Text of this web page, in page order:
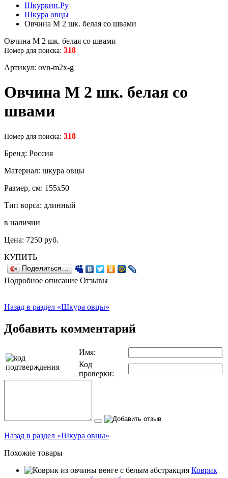
Шкуркин.Ру
Шкура овцы
Овчина М 2 шк. белая со швами
Овчина М 2 шк. белая со швами
Номер для поиска: 318
Артикул: ovn-m2x-g
Овчина М 2 шк. белая со
швами
Номер для поиска: 318
Бренд: Россия
Материал: шкура овцы
Размер, см: 155x50
Тип ворса: длинный
в наличии
Цена: 7250 руб.
КУПИТЬ
Поделиться…
Подробное описание Отзывы
Назад в раздел «Шкура овцы»
Добавить комментарий
Имя:
Код
проверки:
Назад в раздел «Шкура овцы»
Похожие товары
Коврик